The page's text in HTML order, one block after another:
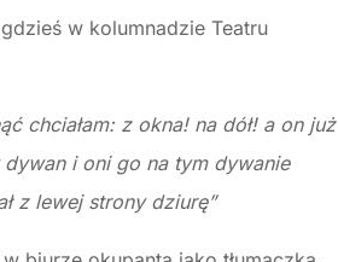
w kolumnadzie Teatru
chciałam: z okna! na dół! a on już
i oni go na tym dywanie
z lewej strony dziurę”